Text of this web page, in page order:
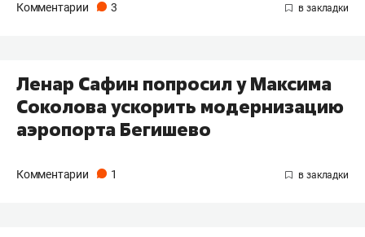
Комментарии 3
Ленар Сафин попросил у Максима
Соколова ускорить модернизацию
аэропорта Бегишево
Комментарии 1